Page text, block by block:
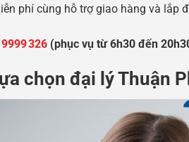
phí cùng hỗ trợ giao hàng và lắp
326 (phục vụ từ 6h30 đến
chọn đại lý Thuận